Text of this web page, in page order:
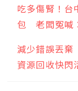
吃多傷腎！台
包 老闆冤喊
減少錯誤丟
資源回收快閃